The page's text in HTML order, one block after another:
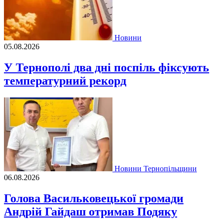
Новини
05.08.2026
У Тернополі два дні поспіль фіксують
температурний рекорд
Новини Тернопільщини
06.08.2026
Голова Васильковецької громади
Андрій Гайдаш отримав Подяку